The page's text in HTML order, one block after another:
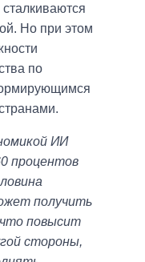
Но при этом
по
ИИ
процентов
получить
повысит
стороны,